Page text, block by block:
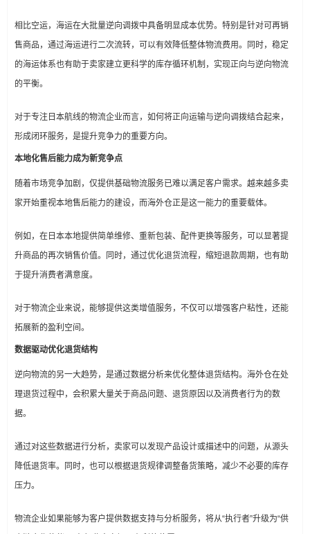
相比空运，海运在大批量逆向调拨中具备明显成本优势。特别是针对可再销
售商品，通过海运进行二次流转，可以有效降低整体物流费用。同时，稳定
的海运体系也有助于卖家建立更科学的库存循环机制，实现正向与逆向物流
的平衡。
对于专注日本航线的物流企业而言，如何将正向运输与逆向调拨结合起来，
形成闭环服务，是提升竞争力的重要方向。
本地化售后能力成为新竞争点
随着市场竞争加剧，仅提供基础物流服务已难以满足客户需求。越来越多卖
家开始重视本地售后能力的建设，而海外仓正是这一能力的重要载体。
例如，在日本本地提供简单维修、重新包装、配件更换等服务，可以显著提
升商品的再次销售价值。同时，通过优化退货流程，缩短退款周期，也有助
于提升消费者满意度。
对于物流企业来说，能够提供这类增值服务，不仅可以增强客户粘性，还能
拓展新的盈利空间。
数据驱动优化退货结构
逆向物流的另一大趋势，是通过数据分析来优化整体退货结构。海外仓在处
理退货过程中，会积累大量关于商品问题、退货原因以及消费者行为的数
据。
通过对这些数据进行分析，卖家可以发现产品设计或描述中的问题，从源头
降低退货率。同时，也可以根据退货规律调整备货策略，减少不必要的库存
压力。
物流企业如果能够为客户提供数据支持与分析服务，将从“执行者”升级为“供